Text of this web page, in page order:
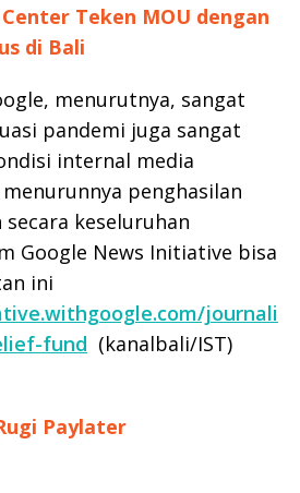
Teken MOU dengan
di Bali
menurutnya, sangat
pandemi juga sangat
internal media
penghasilan
keseluruhan
Google News Initiative bisa
ini
journali
fund (kanalbali/IST)
Paylater